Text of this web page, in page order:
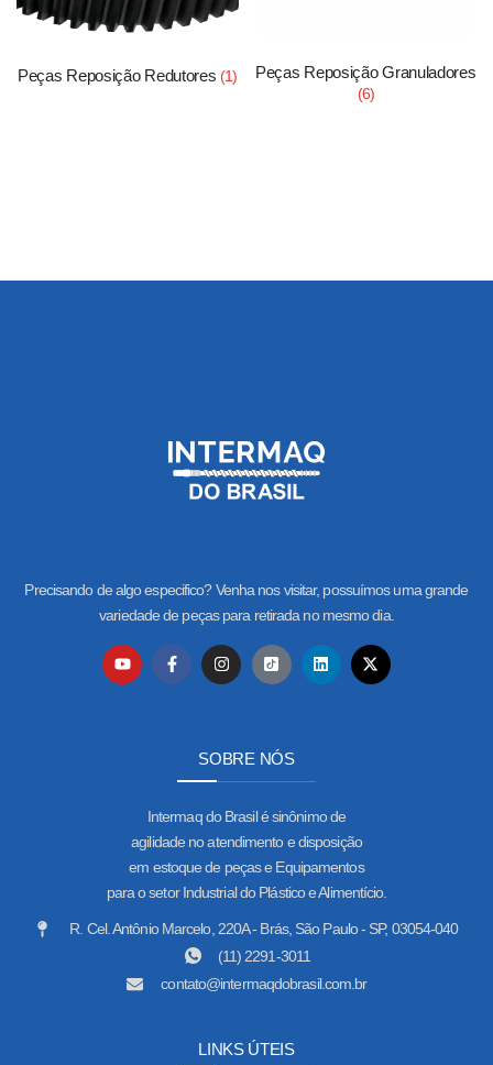
Peças Reposição Redutores (1) Peças Reposição Granuladores
(6)
Precisando de algo especifico? Venha nos visitar, possuímos uma grande
variedade de peças para retirada no mesmo dia.
SOBRE NÓS
Intermaq do Brasil é sinônimo de
agilidade no atendimento e disposição
em estoque de peças e Equipamentos
para o setor Industrial do Plástico e Alimentício.
R. Cel. Antônio Marcelo, 220A - Brás, São Paulo - SP, 03054-040
(11) 2291-3011
contato@intermaqdobrasil.com.br
LINKS ÚTEIS